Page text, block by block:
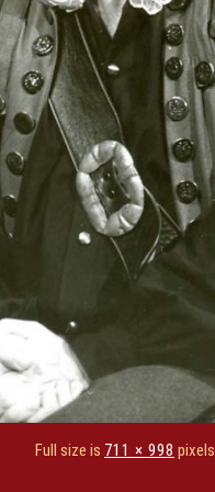
Full size is 711 × 998 pixels